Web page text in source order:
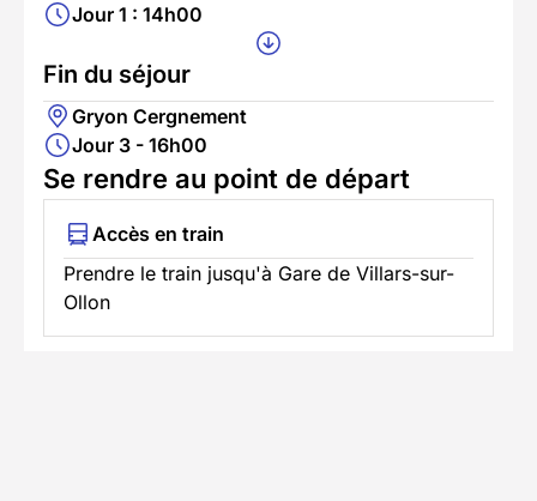
Jour 1 : 14h00
Fin du séjour
Gryon Cergnement
Jour 3 - 16h00
Se rendre au point de départ
Accès en train
Prendre le train jusqu'à Gare de Villars-sur-
Ollon